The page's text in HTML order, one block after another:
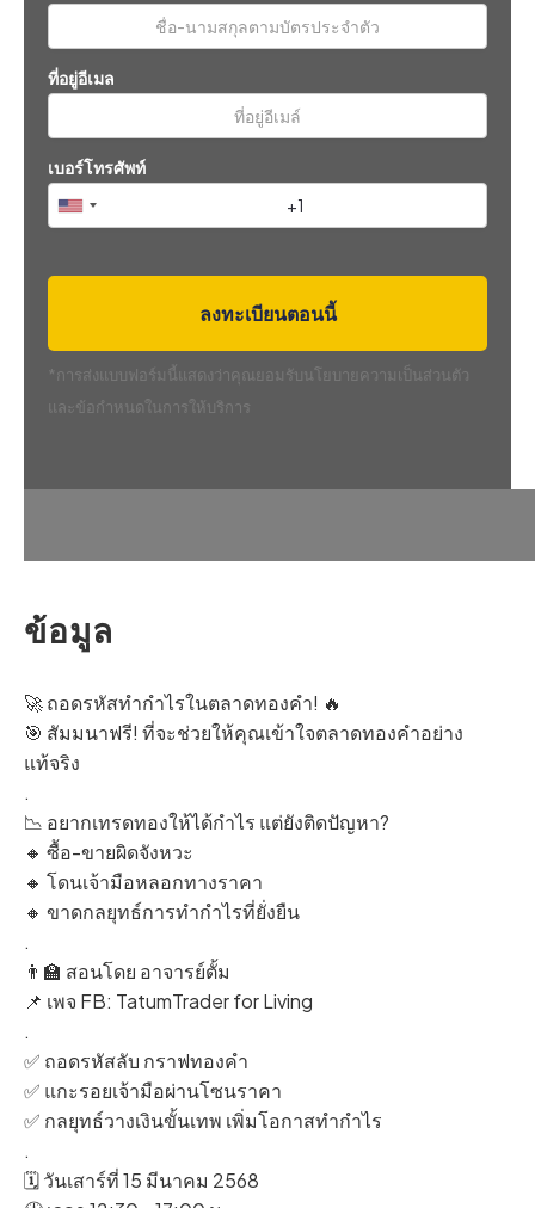
ที่อยู่อีเมล
เบอร์โทรศัพท์
*การส่งแบบฟอร์มนี้แสดงว่าคุณยอมรับนโยบายความเป็นส่วนตัว
และข้อกำหนดในการให้บริการ
ข้อมูล
🚀 ถอดรหัสทำกำไรในตลาดทองคำ! 🔥
🎯 สัมมนาฟรี! ที่จะช่วยให้คุณเข้าใจตลาดทองคำอย่าง
แท้จริง
.
📉 อยากเทรดทองให้ได้กำไร แต่ยังติดปัญหา?
🔸 ซื้อ-ขายผิดจังหวะ
🔸 โดนเจ้ามือหลอกทางราคา
🔸 ขาดกลยุทธ์การทำกำไรที่ยั่งยืน
.
👨‍🏫 สอนโดย อาจารย์ตั้ม
📌 เพจ FB: TatumTrader for Living
.
✅ ถอดรหัสลับ กราฟทองคำ
✅ แกะรอยเจ้ามือผ่านโซนราคา
✅ กลยุทธ์วางเงินขั้นเทพ เพิ่มโอกาสทำกำไร
.
🗓 วันเสาร์ที่ 15 มีนาคม 2568